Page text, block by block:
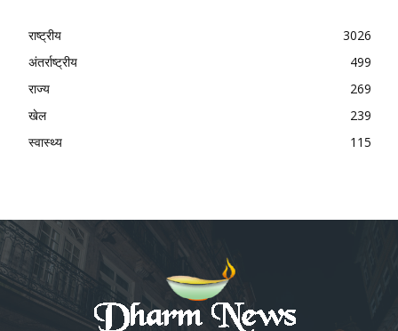
राष्ट्रीय
3026
अंतर्राष्ट्रीय
499
राज्य
269
खेल
239
स्वास्थ्य
115